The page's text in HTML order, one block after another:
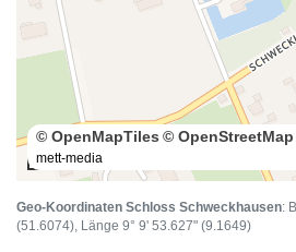
100 m
© OpenMapTiles ©
mett-media
Geo-Koordinaten Schloss Schweckhausen:
(51.6074), Länge 9° 9' 53.627" (9.1649)